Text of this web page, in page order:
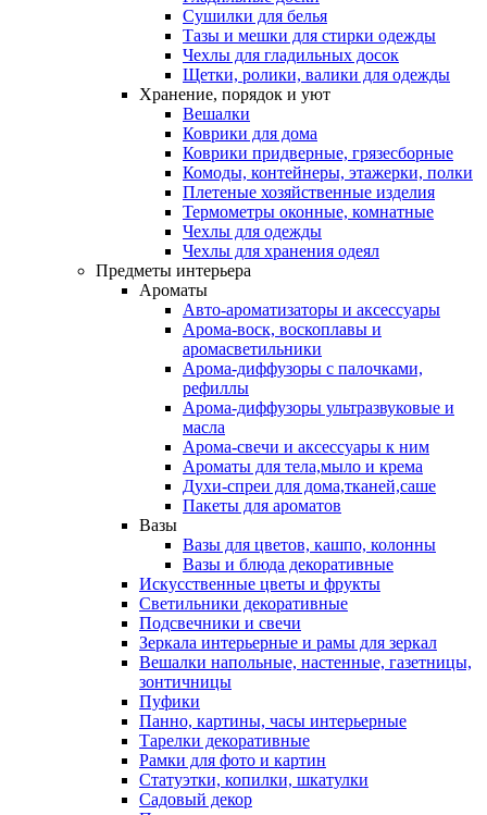
Сушилки для белья
Тазы и мешки для стирки одежды
Чехлы для гладильных досок
Щетки, ролики, валики для одежды
Хранение, порядок и уют
Вешалки
Коврики для дома
Коврики придверные, грязесборные
Комоды, контейнеры, этажерки, полки
Плетеные хозяйственные изделия
Термометры оконные, комнатные
Чехлы для одежды
Чехлы для хранения одеял
Предметы интерьера
Ароматы
Авто-ароматизаторы и аксессуары
Арома-воск, воскоплавы и
аромасветильники
Арома-диффузоры с палочками,
рефиллы
Арома-диффузоры ультразвуковые и
масла
Арома-свечи и аксессуары к ним
Ароматы для тела,мыло и крема
Духи-спреи для дома,тканей,саше
Пакеты для ароматов
Вазы
Вазы для цветов, кашпо, колонны
Вазы и блюда декоративные
Искусственные цветы и фрукты
Светильники декоративные
Подсвечники и свечи
Зеркала интерьерные и рамы для зеркал
Вешалки напольные, настенные, газетницы,
зонтичницы
Пуфики
Панно, картины, часы интерьерные
Тарелки декоративные
Рамки для фото и картин
Статуэтки, копилки, шкатулки
Садовый декор